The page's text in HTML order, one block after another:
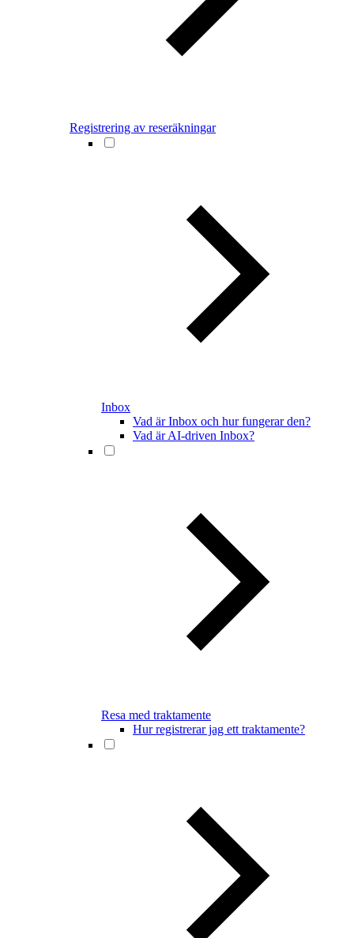
Registrering av reseräkningar
Inbox
Vad är Inbox och hur fungerar den?
Vad är AI-driven Inbox?
Resa med traktamente
Hur registrerar jag ett traktamente?